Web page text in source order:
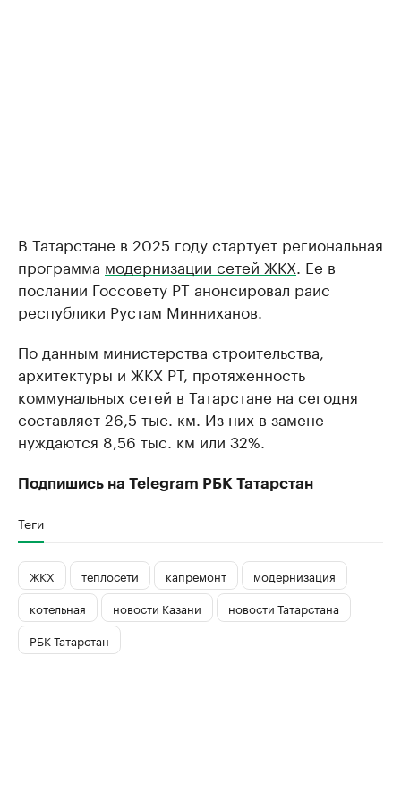
В Татарстане в 2025 году стартует региональная
программа модернизации сетей ЖКХ . Ее в
послании Госсовету РТ анонсировал раис
республики Рустам Минниханов.
По данным министерства строительства,
архитектуры и ЖКХ РТ, протяженность
коммунальных сетей в Татарстане на сегодня
составляет 26,5 тыс. км. Из них в замене
нуждаются 8,56 тыс. км или 32%.
Подпишись на Telegram РБК Татарстан
Теги
ЖКХ теплосети капремонт
модернизация
котельная
новости Казани
новости Татарстана
РБК Татарстан